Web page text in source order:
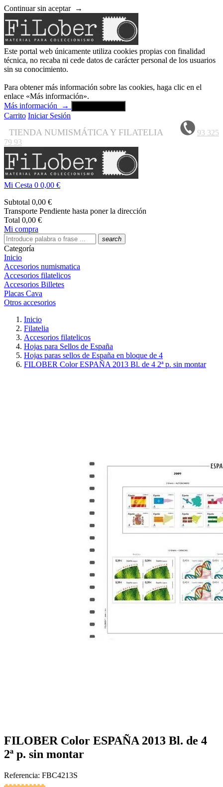
Continuar sin aceptar →
Este portal web únicamente utiliza cookies propias con finalidad
técnica, no recaba ni cede datos de carácter personal de los usuarios
sin su conocimiento.
Para obtener más información sobre las cookies, haga clic en el
enlace «Más información».
Más información
→
Carrito Iniciar Sesión
TIENDA NUMISMÁTICA Y FILATELIA
93 325
79 93
Mi Cesta 0 0,00 €
Subtotal 0,00 €
Transporte Pendiente hasta poner la dirección
Total 0,00 €
Mi compra
search
Categoría
Inicio
Accesorios numismatica
Accesorios filatelicos
Accesorios Billetes
Placas Cava
Otros accesorios
Inicio
Filatelia
Accesorios filatelicos
Hojas para Sellos de España
Hojas paras sellos de España en bloque de 4
FILOBER Color ESPAÑA 2013 Bl. de 4 2ª p. sin montar
FILOBER Color ESPAÑA 2013 Bl. de 4
2ª p. sin montar
Referencia: FBC4213S